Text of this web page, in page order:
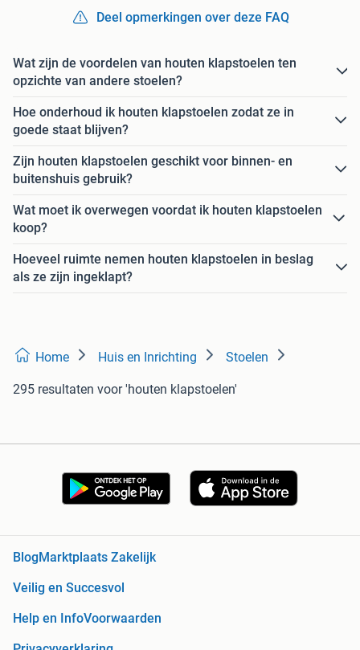
Deel opmerkingen over deze FAQ
Wat zijn de voordelen van houten klapstoelen ten
opzichte van andere stoelen?
Hoe onderhoud ik houten klapstoelen zodat ze in
goede staat blijven?
Zijn houten klapstoelen geschikt voor binnen- en
buitenshuis gebruik?
Wat moet ik overwegen voordat ik houten klapstoelen
koop?
Hoeveel ruimte nemen houten klapstoelen in beslag
als ze zijn ingeklapt?
Home Huis en Inrichting Stoelen
295 resultaten voor 'houten klapstoelen'
BlogMarktplaats Zakelijk
Veilig en Succesvol
Help en InfoVoorwaarden